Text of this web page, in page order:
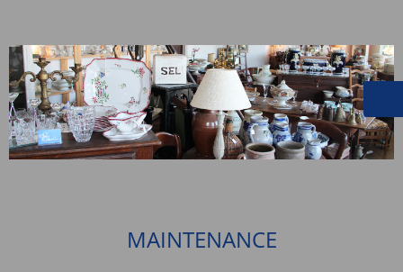
MAINTENANCE